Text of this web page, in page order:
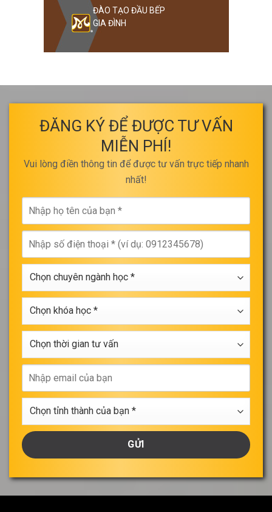
ĐÀO TẠO ĐẦU BẾP
GIA ĐÌNH
ĐĂNG KÝ ĐỂ ĐƯỢC TƯ VẤN
MIỄN PHÍ!
Vui lòng điền thông tin để được tư vấn trực tiếp nhanh
nhất!
họ
tên
của
bạn
*
số
điện
thoại
chuyên
ngành
học
khóa
học
thời
gian
tư
vấnemail
của
bạn
tỉnh
thành
của
bạn